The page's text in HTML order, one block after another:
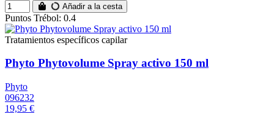
Añadir a la cesta
Puntos Trébol: 0.4
Tratamientos específicos capilar
Phyto Phytovolume Spray activo 150 ml
Phyto
096232
19,95 €